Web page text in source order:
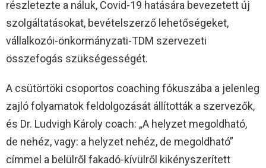
részletezte a náluk, Covid-19 hatására bevezetett új
szolgáltatásokat, bevételszerző lehetőségeket,
vállalkozói-önkormányzati-TDM szervezeti
összefogás szükségességét.
A csütörtöki csoportos coaching fókuszába a jelenleg
zajló folyamatok feldolgozását állították a szervezők,
és Dr. Ludvigh Károly coach: „A helyzet megoldható,
de nehéz, vagy: a helyzet nehéz, de megoldható”
címmel a belülről fakadó-kívülről kikényszerített